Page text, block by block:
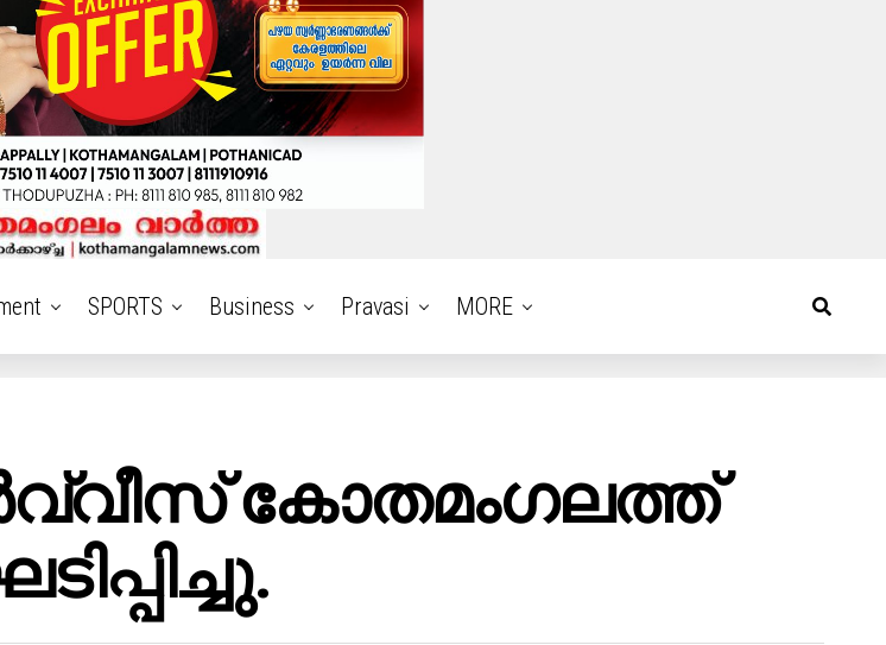
SPORTS Business Pravasi MORE
കോതമംഗലത്ത്